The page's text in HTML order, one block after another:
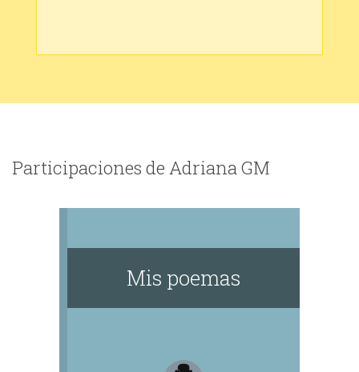
Participaciones de Adriana GM
Mis poemas